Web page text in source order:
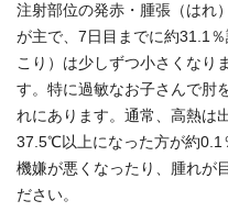
注射部位の発赤・腫張（はれ
が主で、7日目までに約31.1
こり）は少しずつ小さくなり
す。特に過敏なお子さんで肘
れにあります。通常、高熱は
37.5℃以上になった方が約0.1
機嫌が悪くなったり、腫れが
ださい。